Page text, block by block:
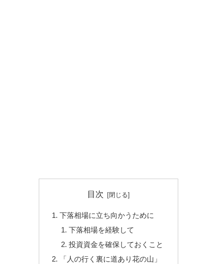
目次
下落相場に立ち向かうために
下落相場を経験して
投資資金を確保しておくこと
「人の行く裏に道あり花の山」